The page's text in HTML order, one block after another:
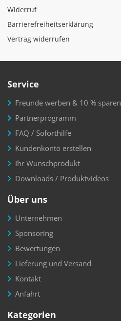
Widerruf
Barrierefreiheitserklärung
Vertrag widerrufen
Service
Freunde werben & 10 % sparen
Partnerprogramm
FAQ / Soforthilfe
Kundenkonto erstellen
Ihr Wunschprodukt
Downloads / Produktvideos
Über uns
Unternehmen
Sponsoring
Bewertungen
Lieferung und Versand
Kontakt
Anfahrt
Kategorien